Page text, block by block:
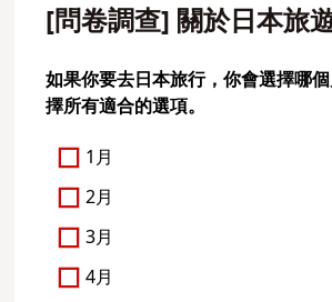
[問卷調查] 關於日本旅
如果你要去日本旅行，你會選擇哪
擇所有適合的選項。
1月
2月
3月
4月